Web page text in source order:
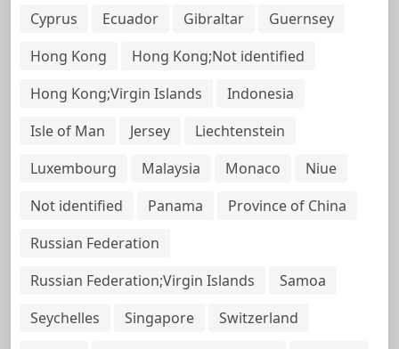
Cyprus
Ecuador Gibraltar
Guernsey
Hong Kong
Hong Kong;Not identified
Hong Kong;Virgin Islands
Indonesia
Isle of Man
Jersey
Liechtenstein
Luxembourg
Malaysia Monaco
Niue
Not identified
Panama
Province of China
Russian Federation
Russian Federation;Virgin Islands
Samoa
Seychelles
Singapore
Switzerland